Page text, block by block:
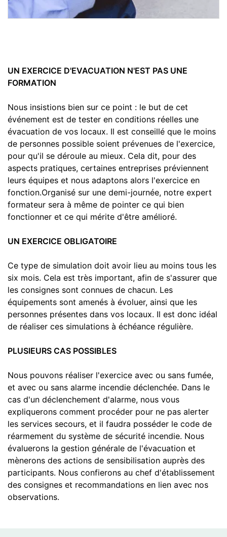
UN EXERCICE D'EVACUATION N'EST PAS UNE
FORMATION
Nous insistions bien sur ce point : le but de cet
événement est de tester en conditions réelles une
évacuation de vos locaux. Il est conseillé que le moins
de personnes possible soient prévenues de l'exercice,
pour qu'il se déroule au mieux. Cela dit, pour des
aspects pratiques, certaines entreprises préviennent
leurs équipes et nous adaptons alors l'exercice en
fonction.Organisé sur une demi-journée, notre expert
formateur sera à même de pointer ce qui bien
fonctionner et ce qui mérite d'être amélioré.
UN EXERCICE OBLIGATOIRE
Ce type de simulation doit avoir lieu au moins tous les
six mois. Cela est très important, afin de s'assurer que
les consignes sont connues de chacun. Les
équipements sont amenés à évoluer, ainsi que les
personnes présentes dans vos locaux. Il est donc idéal
de réaliser ces simulations à échéance régulière.
PLUSIEURS CAS POSSIBLES
Nous pouvons réaliser l'exercice avec ou sans fumée,
et avec ou sans alarme incendie déclenchée. Dans le
cas d'un déclenchement d'alarme, nous vous
expliquerons comment procéder pour ne pas alerter
les services secours, et il faudra posséder le code de
réarmement du système de sécurité incendie. Nous
évaluerons la gestion générale de l'évacuation et
mènerons des actions de sensibilisation auprès des
participants. Nous confierons au chef d'établissement
des consignes et recommandations en lien avec nos
observations.